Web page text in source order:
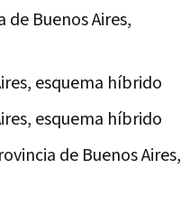
Buenos Aires,
esquema híbrido
esquema híbrido
de Buenos Aires,